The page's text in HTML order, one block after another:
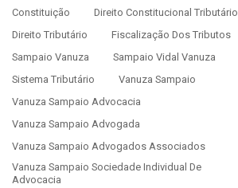
Constituição
Direito Constitucional Tributário
Direito Tributário
Fiscalização Dos Tributos
Sampaio Vanuza
Sampaio Vidal Vanuza
Sistema Tributário
Vanuza Sampaio
Vanuza Sampaio Advocacia
Vanuza Sampaio Advogada
Vanuza Sampaio Advogados Associados
Vanuza Sampaio Sociedade Individual De
Advocacia